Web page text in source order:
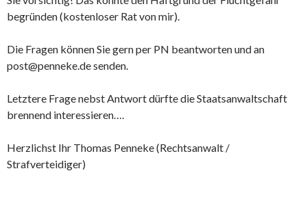
begründen (kostenloser Rat von mir).
Die Fragen können Sie gern per PN beantworten und an
post@penneke.de senden.
Letztere Frage nebst Antwort dürfte die Staatsanwaltschaft
brennend interessieren….
Herzlichst Ihr Thomas Penneke (Rechtsanwalt /
Strafverteidiger)